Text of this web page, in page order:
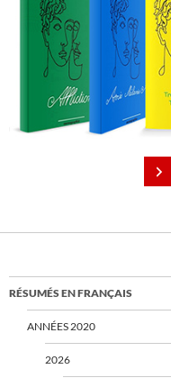
RÉSUMÉS EN FRANÇAIS
ANNÉES 2020
2026